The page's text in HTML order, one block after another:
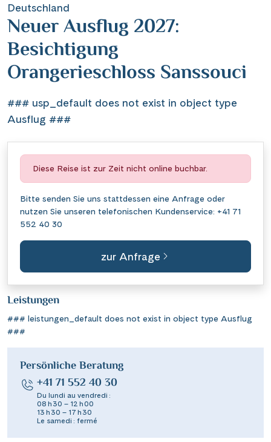
Deutschland
Neuer Ausflug 2027:
Besichtigung
Orangerieschloss Sanssouci
### usp_default does not exist in object type
Ausflug ###
Diese Reise ist zur Zeit nicht online buchbar.
Bitte senden Sie uns stattdessen eine Anfrage oder
nutzen Sie unseren telefonischen Kundenservice: +41 71
552 40 30
zur Anfrage
Leistungen
### leistungen_default does not exist in object type Ausflug
###
Persönliche Beratung
+41 71 552 40 30
Du lundi au vendredi :
08 h 30 – 12 h 00
13 h 30 – 17 h 30
Le samedi : fermé